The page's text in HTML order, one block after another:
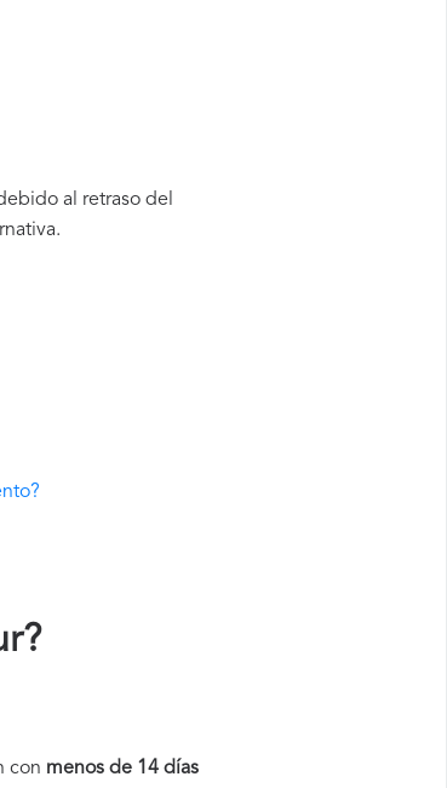
al retraso del
?
con menos de 14 días